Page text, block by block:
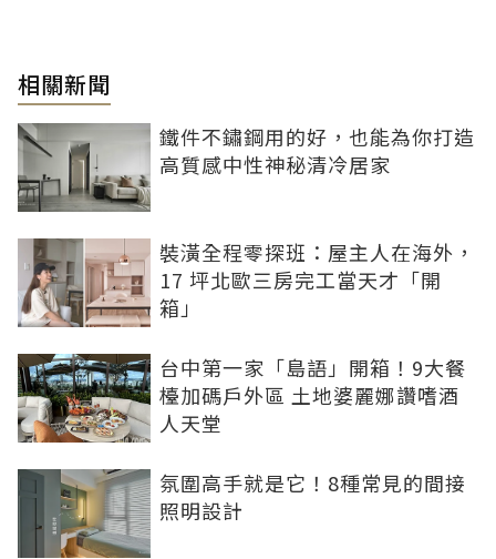
相關新聞
鐵件不鏽鋼用的好，也能為你打造
高質感中性神秘清冷居家
裝潢全程零探班：屋主人在海外，
17 坪北歐三房完工當天才「開
箱」
台中第一家「島語」開箱！9大餐
檯加碼戶外區 土地婆麗娜讚嗜酒
人天堂
氛圍高手就是它！8種常見的間接
照明設計